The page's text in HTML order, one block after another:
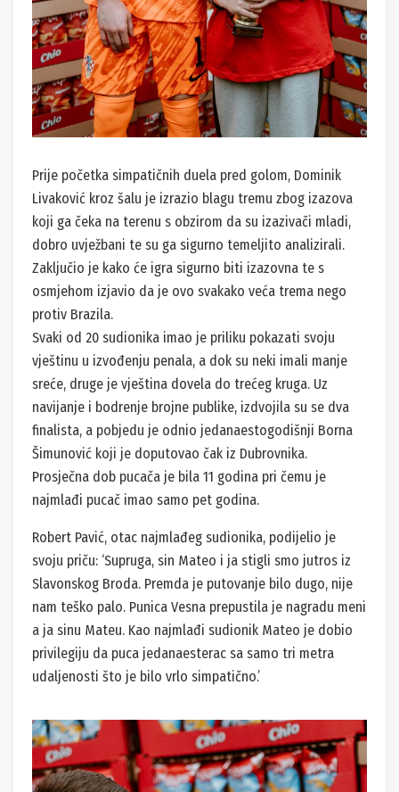
Prije početka simpatičnih duela pred golom, Dominik
Livaković kroz šalu je izrazio blagu tremu zbog izazova
koji ga čeka na terenu s obzirom da su izazivači mladi,
dobro uvježbani te su ga sigurno temeljito analizirali.
Zaključio je kako će igra sigurno biti izazovna te s
osmjehom izjavio da je ovo svakako veća trema nego
protiv Brazila.
Svaki od 20 sudionika imao je priliku pokazati svoju
vještinu u izvođenju penala, a dok su neki imali manje
sreće, druge je vještina dovela do trećeg kruga. Uz
navijanje i bodrenje brojne publike, izdvojila su se dva
finalista, a pobjedu je odnio jedanaestogodišnji Borna
Šimunović koji je doputovao čak iz Dubrovnika.
Prosječna dob pucača je bila 11 godina pri čemu je
najmlađi pucač imao samo pet godina.
Robert Pavić, otac najmlađeg sudionika, podijelio je
svoju priču: ‘Supruga, sin Mateo i ja stigli smo jutros iz
Slavonskog Broda. Premda je putovanje bilo dugo, nije
nam teško palo. Punica Vesna prepustila je nagradu meni
a ja sinu Mateu. Kao najmlađi sudionik Mateo je dobio
privilegiju da puca jedanaesterac sa samo tri metra
udaljenosti što je bilo vrlo simpatično.’